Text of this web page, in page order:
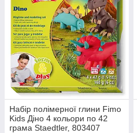
Набір полімерної глини Fimo
Kids Діно 4 кольори по 42
грама Staedtler, 803407